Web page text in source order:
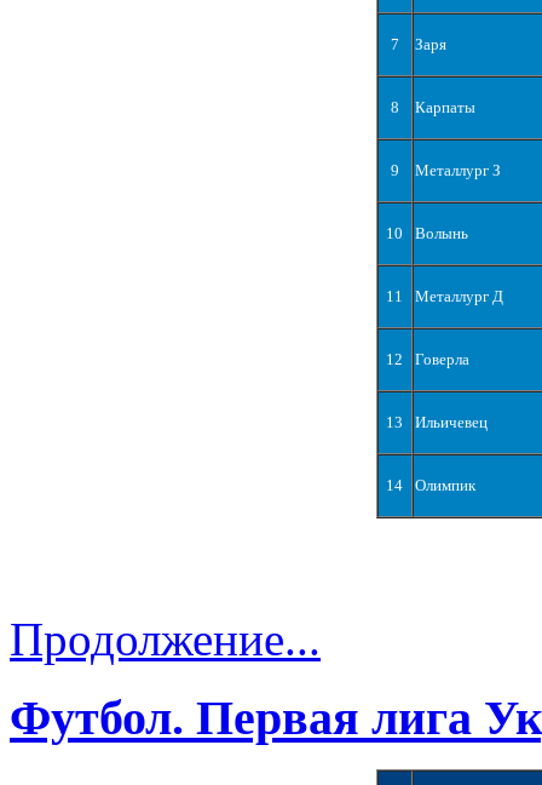
7 Заря
8 Карпаты
9 Металлург З
10 Волынь
11 Металлург Д
12 Говерла
13 Ильичевец
14 Олимпик
Продолжение...
Футбол. Первая лига